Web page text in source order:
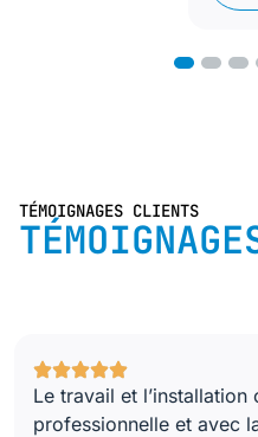
3 4 5
TÉMOIGNAGES CLIENTS
Le travail et
professionnelle et avec